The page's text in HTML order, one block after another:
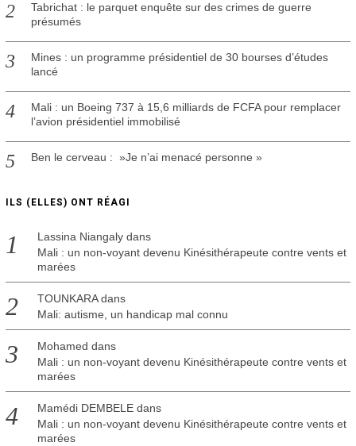
Tabrichat : le parquet enquête sur des crimes de guerre
présumés
Mines : un programme présidentiel de 30 bourses d’études
lancé
Mali : un Boeing 737 à 15,6 milliards de FCFA pour remplacer
l’avion présidentiel immobilisé
Ben le cerveau : »Je n’ai menacé personne »
ILS (ELLES) ONT RÉAGI
Lassina Niangalydans
Mali : un non-voyant devenu Kinésithérapeute contre vents et
marées
TOUNKARAdans
Mali: autisme, un handicap mal connu
Mohamed dans
Mali : un non-voyant devenu Kinésithérapeute contre vents et
marées
Mamédi DEMBELEdans
Mali : un non-voyant devenu Kinésithérapeute contre vents et
marées